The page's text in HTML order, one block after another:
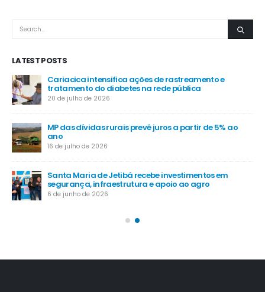
LATEST POSTS
Cariacica intensifica ações de rastreamento e
tratamento do diabetes na rede pública
20 de julho de 2026
MP das dívidas rurais prevê juros a partir de 5% ao
ano
16 de julho de 2026
Santa Maria de Jetibá recebe investimentos em
segurança, infraestrutura e apoio ao agro
6 de junho de 2026